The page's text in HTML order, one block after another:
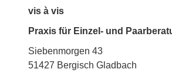
vis à vis
Praxis für Einzel- und
Siebenmorgen 43
51427 Bergisch Gladbach